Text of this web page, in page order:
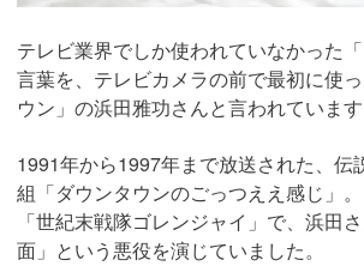
テレビ業界でしか使われていなかった
言葉を、テレビカメラの前で最初に使
ウン」の浜田雅功さんと言われています
1991年から1997年まで放送された、伝
組「ダウンタウンのごっつええ感じ」
「世紀末戦隊ゴレンジャイ」で、浜田
面」という悪役を演じていました。